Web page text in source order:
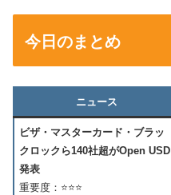
今日のまとめ
ニュース
ビザ・マスターカード・ブラッ
クロックら140社超がOpen USD
発表
重要度：⭐⭐⭐